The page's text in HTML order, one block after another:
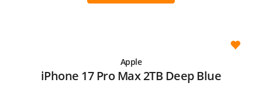
Apple
iPhone 17 Pro Max 2TB Deep Blue